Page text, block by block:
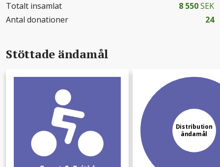
Totalt insamlat 8 550SEK
Antal donationer
24
Stöttade ändamål
Distribution
ändamål